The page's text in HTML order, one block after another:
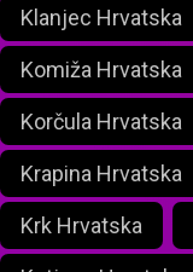
Klanjec Hrvatska
Komiža Hrvatska
Korčula Hrvatska
Krapina Hrvatska
Krk Hrvatska